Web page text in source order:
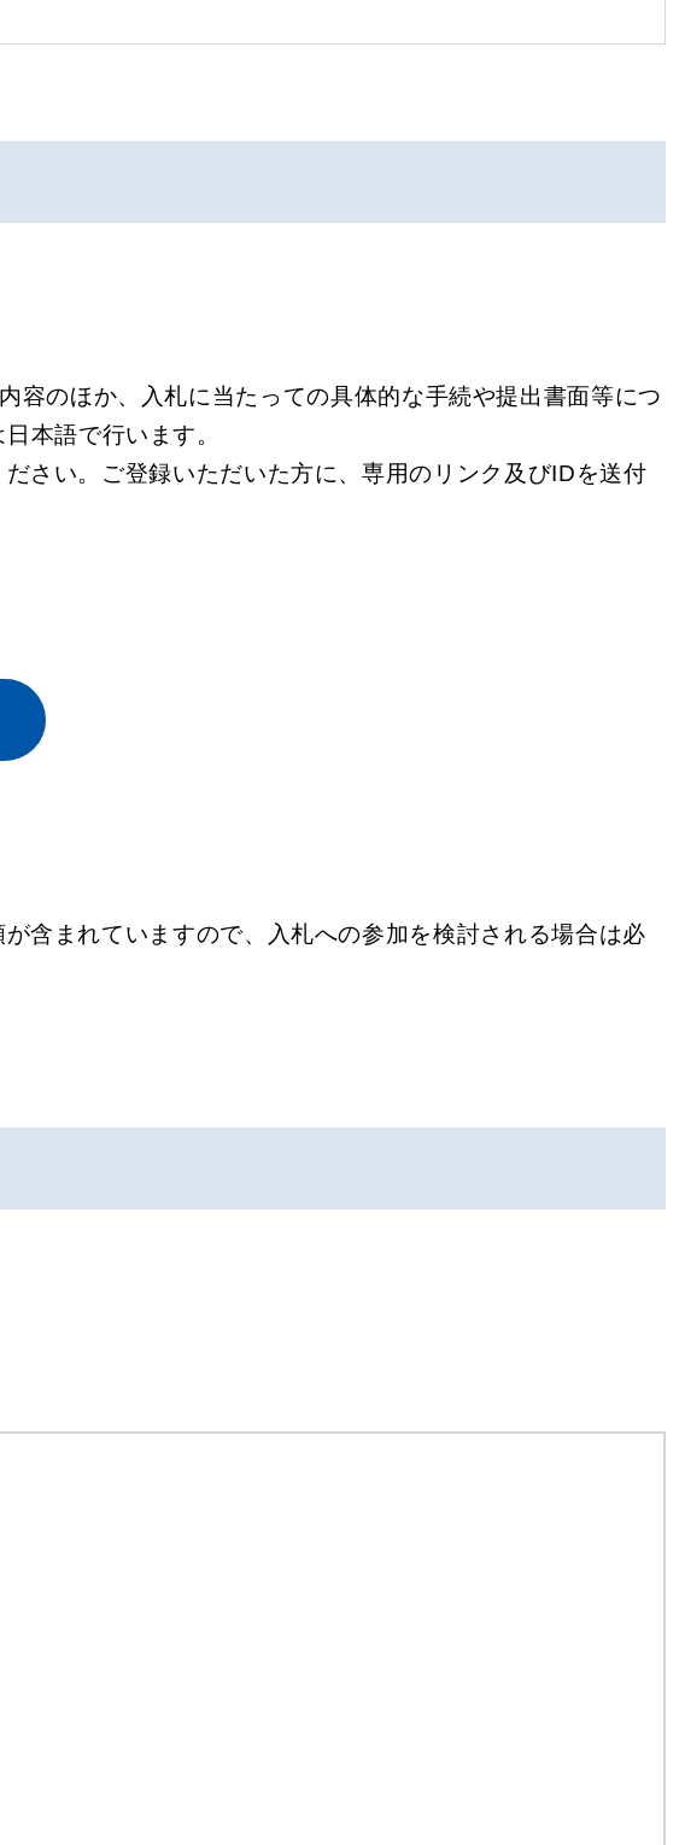
のほか、入札に当たっての具体的な手続や提出書面等につ
本語で行います。
さい。ご登録いただいた方に、専用のリンク及びIDを送付
含まれていますので、入札への参加を検討される場合は必